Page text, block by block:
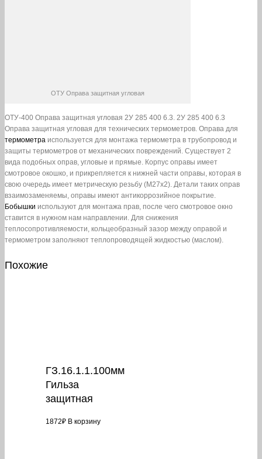
ОТУ Оправа защитная угловая
ОТУ-400 Оправа защитная угловая 2У 285 400 6.3. 2У 285 400 6.3
Оправа защитная угловая для технических термометров. Оправа для
термометра используется для монтажа термометра в трубопровод и
защиты термометров от механических повреждений. Существует 2
вида подобных оправ, угловые и прямые. Корпус оправы имеет
смотровое окошко, и прикрепляется к нижней части оправы, которая в
свою очередь имеет метрическую резьбу (М27х2). Детали таких оправ
взаимозаменяемы, оправы имеют антикоррозийное покрытие.
Бобышки используют для монтажа прав, после чего смотровое окно
ставится в нужном нам направлении. Для снижения
теплосопротивляемости, кольцеобразный зазор между оправой и
термометром заполняют теплопроводящей жидкостью (маслом).
Похожие
ГЗ.16.1.1.100мм
Гильза
защитная
1872₽ В корзину